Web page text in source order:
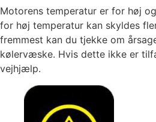
Motorens temperatur er for høj
for høj temperatur kan skyldes
fremmest kan du tjekke om
kølervæske. Hvis dette ikke er
vejhjælp.